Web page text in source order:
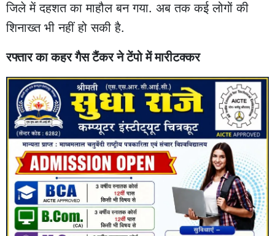
जिले में दहशत का माहौल बन गया. अब तक कई लोगों की
शिनाख्त भी नहीं हो सकी है.
रफ्तार का कहर गैस टैंकर ने टेंपो में मारीटक्कर